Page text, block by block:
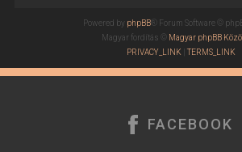
Powered by phpBB® Forum Software ©
Magyar fordítás © Magyar phpBB
PRIVACY_LINK |TERMS_LINK
FACEBOOK